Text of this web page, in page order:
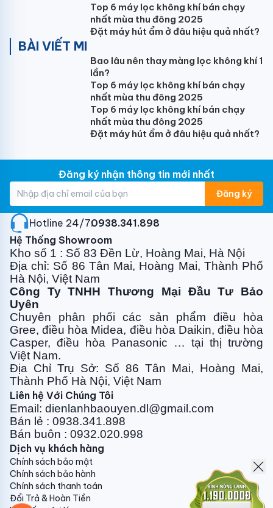
6. Ống nước PVC21,27 + bảo ôn:35.000vnđ/m
7. Dây cáp nguồn:70.000vnđ/m
8. Thanh ti treo dàn lạnh cassette:150.000vnđ/m
9. Giá đỡ cục nóng
- Máy treo tường 9000btu,12000btu: 80.000vnđ/bộ
- Máy treo tường 18000btu: 150.000vnđ/bộ
- Máy treo tường 24000btu, tủ cassete:
250.000vnđ/bộ
10. Vật tư phụ:
- Máy treo: 50.000vnđ/bộ
- Máy tủ casssete: 100.000vnđ/bộ
- Attomat 1 pha : 100.000vnđ/chiếc
- Attomat 3 pha : 350.000vnđ/chiếc
Quý khách hàng vui lòng liên hệ trực tiếp để được tư
vấn thêm về vật tư và phụ kiện kèm theo máy điều
hòa, cũng như giá cả chính xác chi tiết nhất.
Gửi phản hồi
Top 6 máy lọc không khí bán chạy
nhất mùa thu đông 2025
Đặt máy hút ẩm ở đâu hiệu quả nhất?
BÀI VIẾT MI
Bao lâu nên thay màng lọc không khí 1
lần?
Top 6 máy lọc không khí bán chạy
nhất mùa thu đông 2025
Top 6 máy lọc không khí bán chạy
nhất mùa thu đông 2025
Đặt máy hút ẩm ở đâu hiệu quả nhất?
Đăng ký nhận thông tin mới nhất
Đăng ký
Hotline 24/7:0938.341.898
Hệ Thống Showroom
Kho số 1 : Số 83 Đền Lừ, Hoàng Mai, Hà Nội
Địa chỉ: Số 86 Tân Mai, Hoàng Mai, Thành Phố
Hà Nội, Việt Nam
Công Ty TNHH Thương Mại Đầu Tư Bảo
Uyên
Chuyên phân phối các sản phẩm điều hòa
Gree, điều hòa Midea, điều hòa Daikin, điều hòa
Casper, điều hòa Panasonic … tại thị trường
Việt Nam.
Địa Chỉ Trụ Sở: Số 86 Tân Mai, Hoàng Mai,
Thành Phố Hà Nội, Việt Nam
Liên hệ Với Chúng Tôi
Email: dienlanhbaouyen.dl@gmail.com
Bán lẻ : 0938.341.898
Bán buôn : 0932.020.998
Dịch vụ khách hàng
Chính sách bảo mật
Chính sách bảo hành
Chính sách thanh toán
Đổi Trả & Hoàn Tiền